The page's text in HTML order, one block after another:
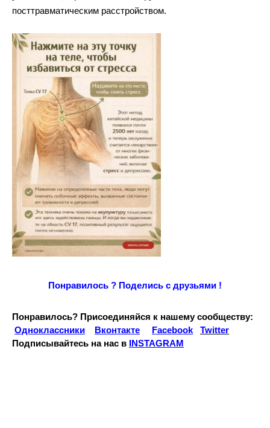
посттравматическим расстройством.
Понравилось ? Поделись с друзьями !
Понравилось? Присоединяйся к нашему сообществу:
Одноклассники
Вконтакте Facebook
Twitter
Подписывайтесь на наc в INSTAGRAM